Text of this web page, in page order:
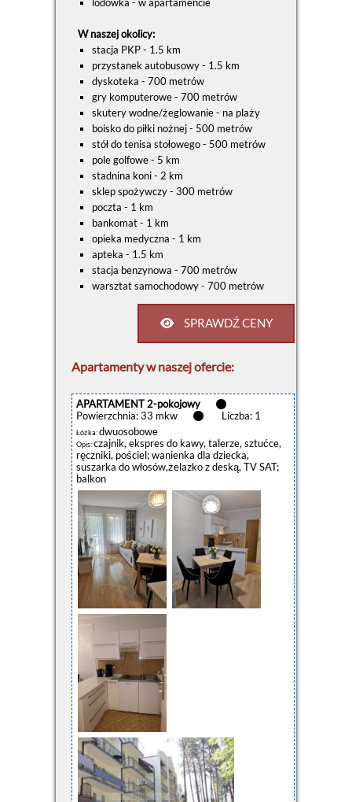
lodówka - w apartamencie
W naszej okolicy:
stacja PKP - 1.5 km
przystanek autobusowy - 1.5 km
dyskoteka - 700 metrów
gry komputerowe - 700 metrów
skutery wodne/żeglowanie - na plaży
boisko do piłki nożnej - 500 metrów
stół do tenisa stołowego - 500 metrów
pole golfowe - 5 km
stadnina koni - 2 km
sklep spożywczy - 300 metrów
poczta - 1 km
bankomat - 1 km
opieka medyczna - 1 km
apteka - 1.5 km
stacja benzynowa - 700 metrów
warsztat samochodowy - 700 metrów
SPRAWDŹ CENY
Apartamenty w naszej ofercie:
APARTAMENT 2-pokojowy
Powierzchnia: 33 mkw
Liczba: 1
Łóżka:dwuosobowe
Opis:czajnik, ekspres do kawy, talerze, sztućce,
ręczniki, pościel; wanienka dla dziecka,
suszarka do włosów,żelazko z deską, TV SAT;
balkon